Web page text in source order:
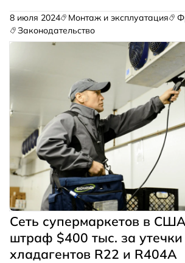
монтажно-сервисных групп для
навыков пайки алюминиевых труб
производственную площадку.
8 июля 2024 Монтаж и эксплуатация
Законодательство
Сеть супермаркетов в
штраф $400 тыс. за утечки
хладагентов R22 и R404A